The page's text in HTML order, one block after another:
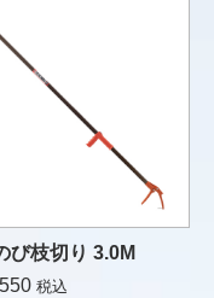
び枝切り 3.0M
税込